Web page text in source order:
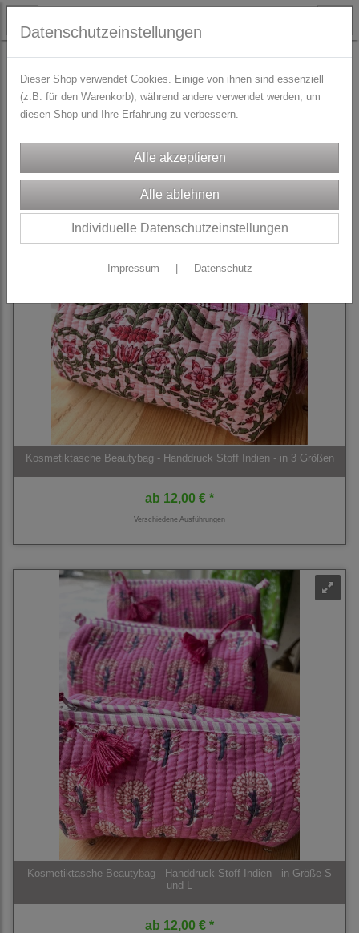
COLORS OF INDIA - Ein Stück Indien für dich
Sortierung wählen
Kosmetiktasche Beautybag - Handdruck Stoff Indien - in 3 Größen
ab 12,00 € *
Verschiedene Ausführungen
Kosmetiktasche Beautybag - Handdruck Stoff Indien - in Größe S
und L
ab 12,00 € *
Datenschutzeinstellungen
Dieser Shop verwendet Cookies. Einige von ihnen sind essenziell
(z.B. für den Warenkorb), während andere verwendet werden, um
diesen Shop und Ihre Erfahrung zu verbessern.
Individuelle Datenschutzeinstellungen
Impressum Datenschutz